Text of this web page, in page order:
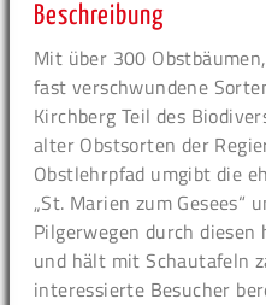
Beschreibung
Mit über 300
fast verschwundene
Kirchberg Teil des
alter Obstsorten der
Obstlehrpfad umgibt die
„St. Marien zum Gesees“
Pilgerwegen durch
und hält mit Schautafeln
interessierte Besucher